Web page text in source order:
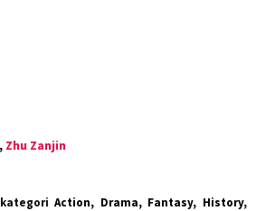
, Zhu Zanjin
Action, Drama, Fantasy, History,